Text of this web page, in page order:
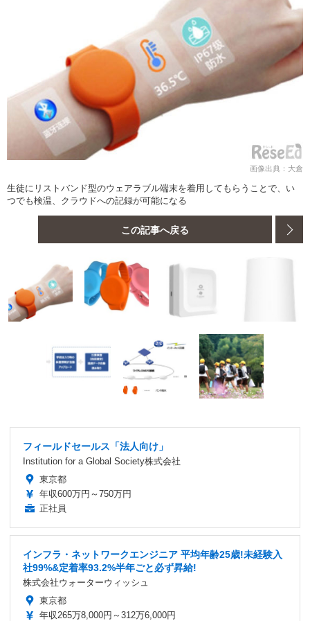
画像出典：大倉
生徒にリストバンド型のウェアラブル端末を着用してもらうことで、い
つでも検温、クラウドへの記録が可能になる
この記事へ戻る
フィールドセールス「法人向け」
Institution for a Global Society株式会社
東京都
年収600万円～750万円
正社員
インフラ・ネットワークエンジニア 平均年齢25歳!未経験入
社99%&定着率93.2%半年ごと必ず昇給!
株式会社ウォーターウィッシュ
東京都
年収265万8,000円～312万6,000円